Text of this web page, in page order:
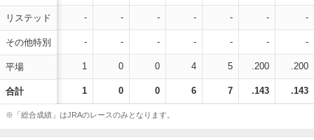
リステッド
その他特別
平場
合計
- - - - - - -
- - - - - - -
1 0 0 4 5 .200 .200
1 0 0 6 7 .143 .143
※「総合成績」はJRAのレースのみとなります。